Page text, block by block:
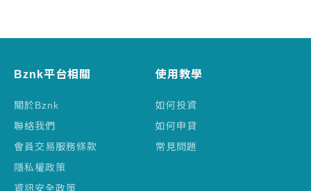
Bznk平台相關
關於Bznk
聯絡我們
會員交易服務條款
隱私權政策
資訊安全政策
使用教學
如何投資
如何申貸
常見問題